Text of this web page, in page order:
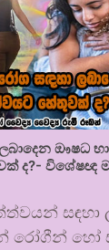
ඖෂධ
ද?- විශේෂඥ
සඳහා
රෝගීන් හෝ